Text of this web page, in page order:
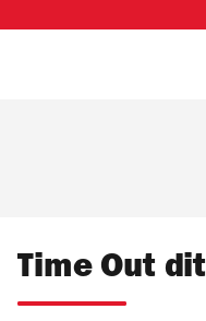
Time Out dit